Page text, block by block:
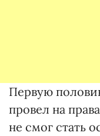
Первую
провел на
не смог стать